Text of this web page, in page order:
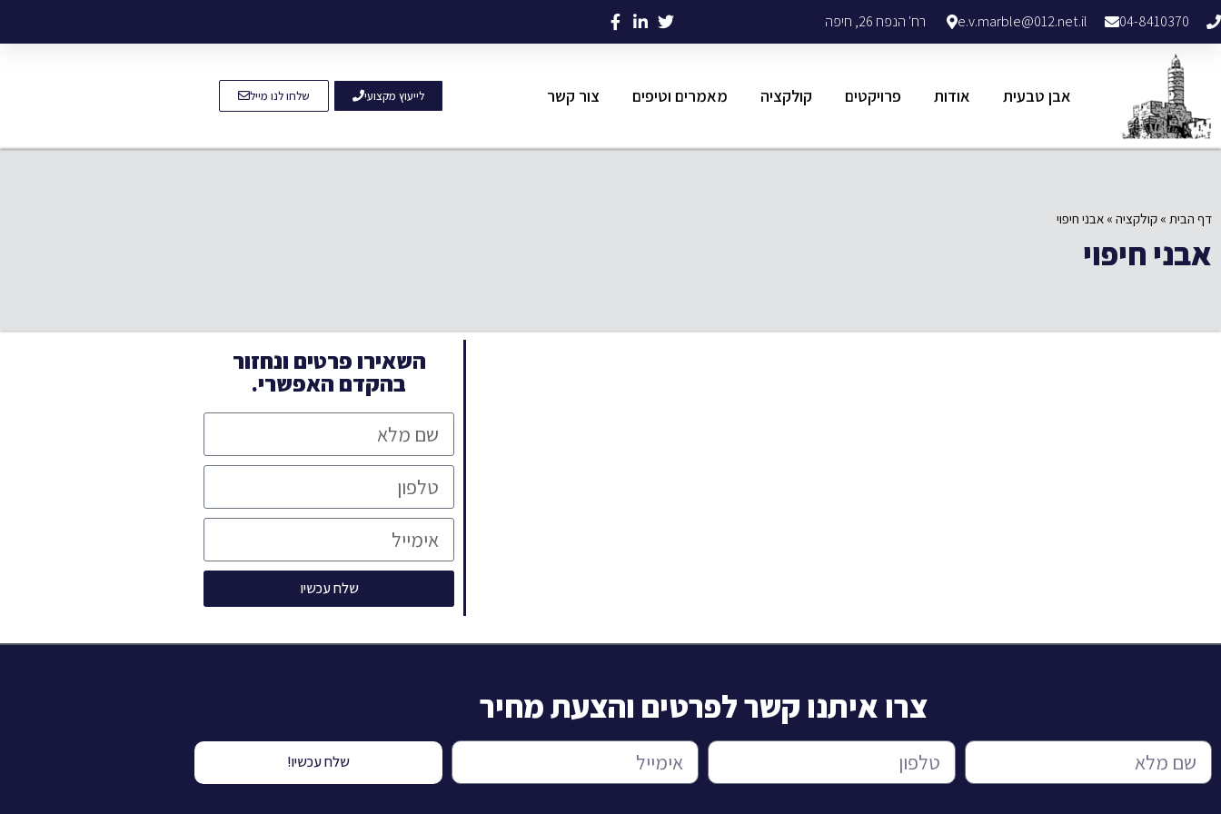
04-8410370
e.v.marble@012.net.il רח' הנפח 26, חיפה
אבן טבעית אודות פרויקטים קולקציה מאמרים וטיפים צור קשר לייעוץ מקצועי שלחו לנו מייל
דף הבית » קולקציה » אבני חיפוי
אבני חיפוי
השאירו פרטים ונחזור
בהקדם האפשרי.
שלח עכשיו
צרו איתנו קשר לפרטים והצעת מחיר
שלח עכשיו!